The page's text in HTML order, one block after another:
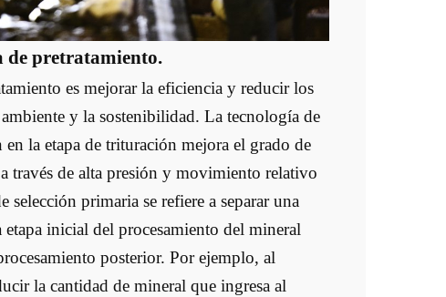
de pretratamiento.
es mejorar la eficiencia y reducir los
y la sostenibilidad. La tecnología de
la etapa de trituración mejora el grado de
través de alta presión y movimiento relativo
primaria se refiere a separar una
inicial del procesamiento del mineral
posterior. Por ejemplo, al
la cantidad de mineral que ingresa al